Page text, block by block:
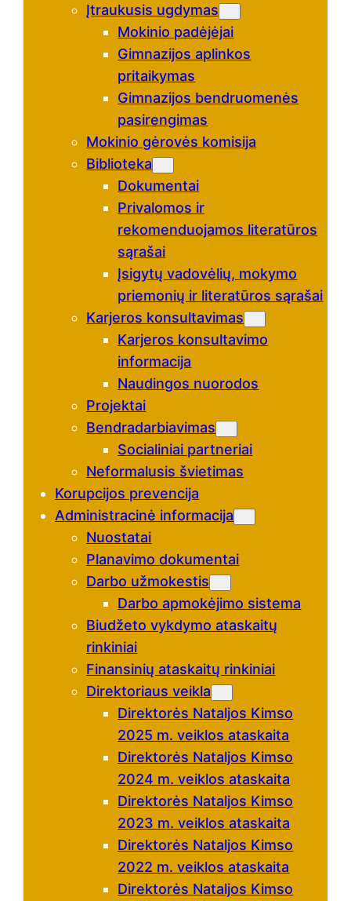
Įtraukusis ugdymas
Mokinio padėjėjai
Gimnazijos aplinkos
pritaikymas
Gimnazijos bendruomenės
pasirengimas
Mokinio gėrovės komisija
Biblioteka
Dokumentai
Privalomos ir
rekomenduojamos literatūros
sąrašai
Įsigytų vadovėlių, mokymo
priemonių ir literatūros sąrašai
Karjeros konsultavimas
Karjeros konsultavimo
informacija
Naudingos nuorodos
Projektai
Bendradarbiavimas
Socialiniai partneriai
Neformalusis švietimas
Korupcijos prevencija
Administracinė informacija
Nuostatai
Planavimo dokumentai
Darbo užmokestis
Darbo apmokėjimo sistema
Biudžeto vykdymo ataskaitų
rinkiniai
Finansinių ataskaitų rinkiniai
Direktoriaus veikla
Direktorės Nataljos Kimso
2025 m. veiklos ataskaita
Direktorės Nataljos Kimso
2024 m. veiklos ataskaita
Direktorės Nataljos Kimso
2023 m. veiklos ataskaita
Direktorės Nataljos Kimso
2022 m. veiklos ataskaita
Direktorės Nataljos Kimso